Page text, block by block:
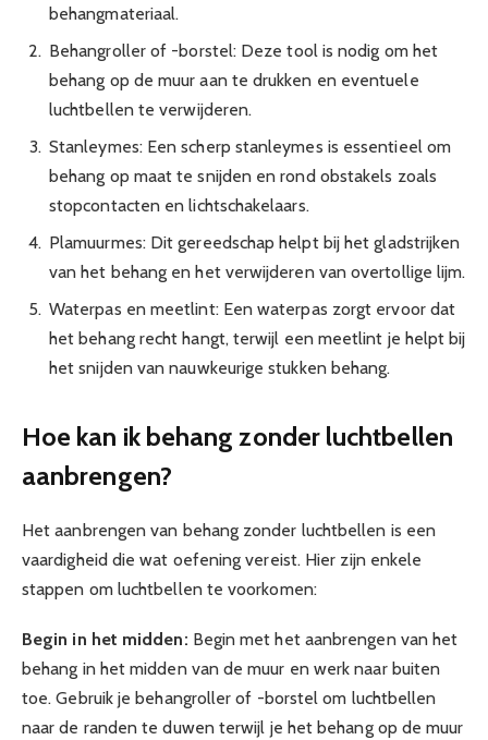
behangmateriaal.
Behangroller of -borstel: Deze tool is nodig om het
behang op de muur aan te drukken en eventuele
luchtbellen te verwijderen.
Stanleymes: Een scherp stanleymes is essentieel om
behang op maat te snijden en rond obstakels zoals
stopcontacten en lichtschakelaars.
Plamuurmes: Dit gereedschap helpt bij het gladstrijken
van het behang en het verwijderen van overtollige lijm.
Waterpas en meetlint: Een waterpas zorgt ervoor dat
het behang recht hangt, terwijl een meetlint je helpt bij
het snijden van nauwkeurige stukken behang.
Hoe kan ik behang zonder luchtbellen
aanbrengen?
Het aanbrengen van behang zonder luchtbellen is een
vaardigheid die wat oefening vereist. Hier zijn enkele
stappen om luchtbellen te voorkomen:
Begin in het midden: Begin met het aanbrengen van het
behang in het midden van de muur en werk naar buiten
toe. Gebruik je behangroller of -borstel om luchtbellen
naar de randen te duwen terwijl je het behang op de muur